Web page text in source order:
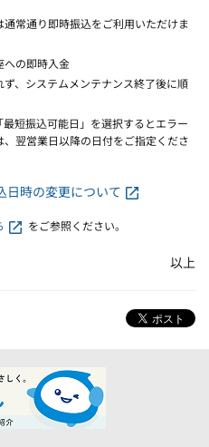
常通り即時振込をご利用いただけま
の即時入金
、システムメンテナンス終了後に順
短振込可能日」を選択するとエラー
翌営業日以降の日付をご指定くださ
日時の変更について
をご参照ください。
以上